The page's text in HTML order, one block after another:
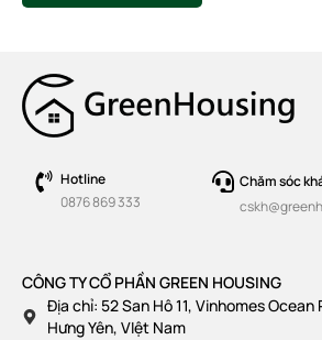
Hotline
0876 869 333
Chăm sóc
CÔNG TY CỔ PHẦN GREEN HOUSING
Địa chỉ: 52 San Hô 11, Vinhomes Ocean
Hưng Yên, VIệt Nam